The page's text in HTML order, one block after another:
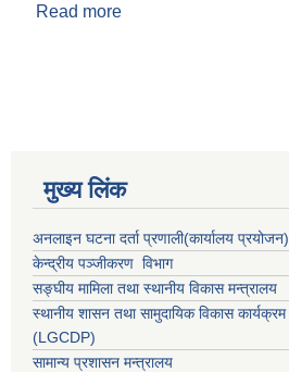
Read more
मुख्य लिंक
अनलाइन घटना दर्ता प्रणाली(कार्यालय प्रयोजन)
केन्द्रीय पञ्जीकरण विभाग
सङ्घीय मामिला तथा स्थानीय विकास मन्त्रालय
स्थानीय शासन तथा सामुदायिक विकास कार्यक्रम
(LGCDP)
सामान्य प्रशासन मन्त्रालय